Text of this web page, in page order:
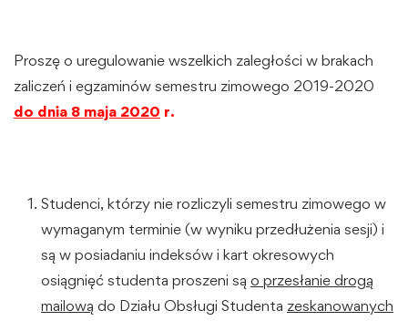
Proszę o uregulowanie wszelkich zaległości w brakach
zaliczeń i egzaminów semestru zimowego 2019-2020
do dnia 8 maja 2020 r.
Studenci, którzy nie rozliczyli semestru zimowego w
wymaganym terminie (w wyniku przedłużenia sesji) i
są w posiadaniu indeksów i kart okresowych
osiągnięć studenta proszeni są o przesłanie drogą
mailową do Działu Obsługi Studenta zeskanowanych